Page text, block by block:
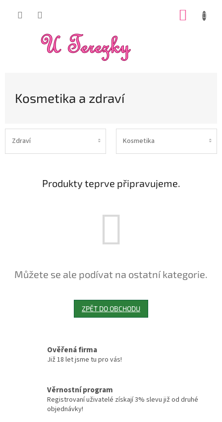
Kosmetika a zdraví
Zdraví Kosmetika
Produkty teprve připravujeme.
Můžete se ale podívat na ostatní kategorie.
ZPĚT DO OBCHODU
Ověřená firma
Již 18 let jsme tu pro vás!
Věrnostní program
Registrovaní uživatelé získají 3% slevu již od druhé
objednávky!